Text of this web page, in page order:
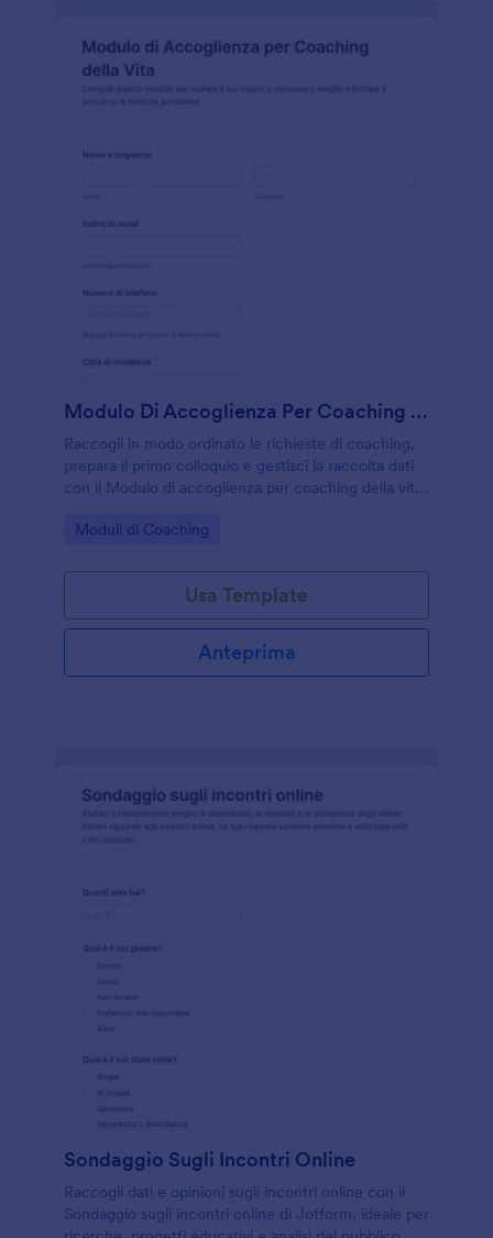
Modulo Di Accoglienza Per Coaching Della Vita
Raccogli in modo ordinato le richieste di coaching,
prepara il primo colloquio e gestisci la raccolta dati
con il Modulo di accoglienza per coaching della vita,
lavorano online o in studio.
Go to Category:
Moduli di Coaching
Usa Template
Anteprima
Sondaggio Sugli Incontri Online
Raccogli dati e opinioni sugli incontri online con il
Sondaggio sugli incontri online di Jotform, ideale per